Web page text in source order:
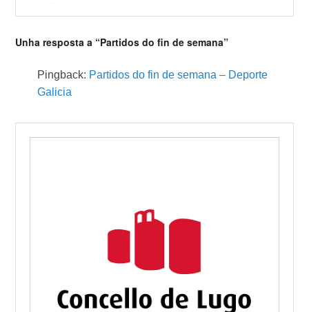
Unha resposta a “Partidos do fin de semana”
Pingback: Partidos do fin de semana – Deporte
Galicia